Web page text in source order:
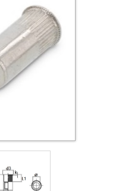
резьбой